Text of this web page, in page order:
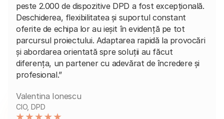
peste 2.000 de dispozitive DPD a fost excepțională.
Deschiderea, flexibilitatea și suportul constant
oferite de echipa lor au ieșit în evidență pe tot
parcursul proiectului. Adaptarea rapidă la provocări
și abordarea orientată spre soluții au făcut
diferența, un partener cu adevărat de încredere și
profesional.”
Valentina Ionescu
CIO, DPD